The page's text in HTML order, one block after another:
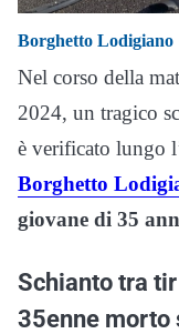
Borghetto Lodigiano
Nel corso della
2024, un tragico
è verificato lungo
Borghetto
giovane di 35
Schianto tra
35enne morto